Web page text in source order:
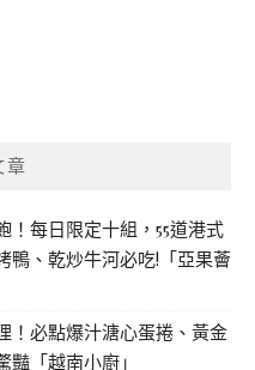
章
！每日限定十組，55道港式
鴨、乾炒牛河必吃!「亞果薈
！必點爆汁溏心蛋捲、黃金
「越南小廚」